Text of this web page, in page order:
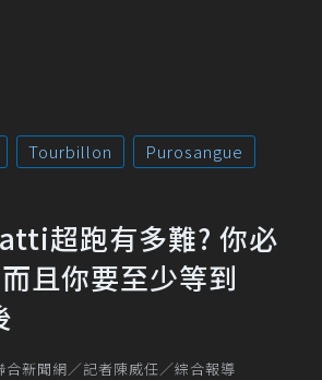
Tourbillon
Purosangue
超跑有多難? 你必
且你要至少等到
合新聞網／記者陳威任／綜合報導